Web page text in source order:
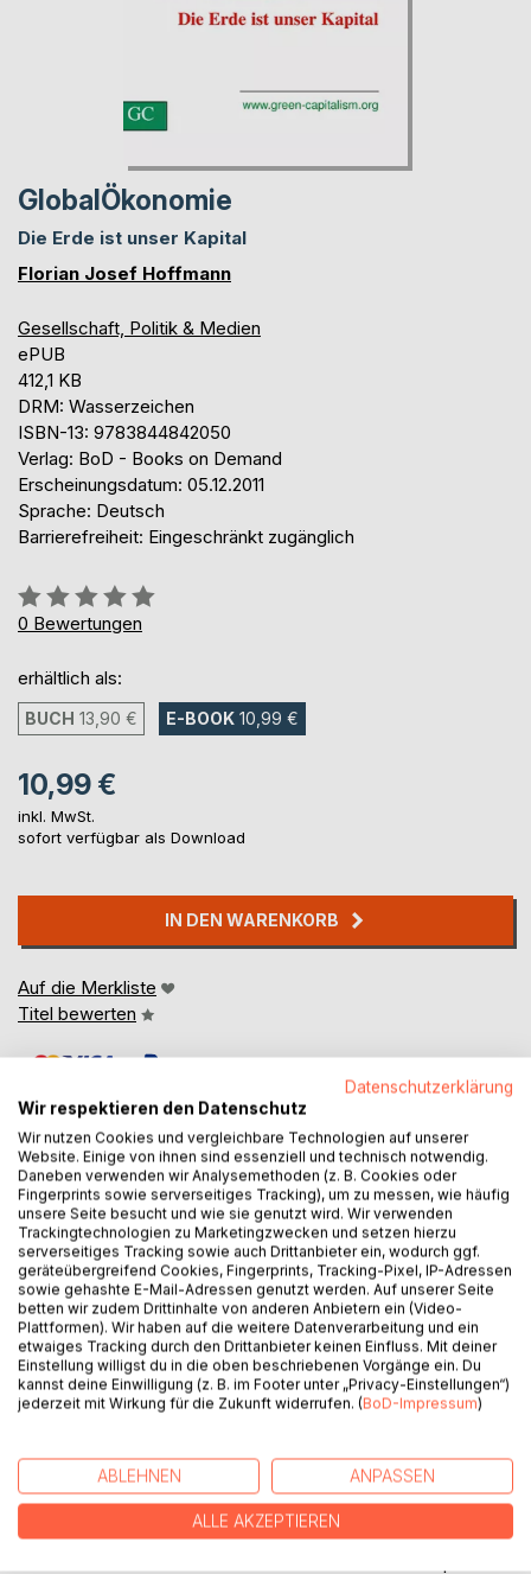
GlobalÖkonomie
Die Erde ist unser Kapital
Florian Josef Hoffmann
Gesellschaft, Politik & Medien
ePUB
412,1 KB
DRM: Wasserzeichen
ISBN-13: 9783844842050
Verlag: BoD - Books on Demand
Erscheinungsdatum: 05.12.2011
Sprache: Deutsch
Barrierefreiheit: Eingeschränkt zugänglich
Bewertung::
0%
0 Bewertungen
erhältlich als:
BUCH 13,90 € E-BOOK 10,99 €
10,99 €
inkl. MwSt.
sofort verfügbar als Download
IN DEN WARENKORB
Auf die Merkliste
Titel bewerten
BESCHREIBUNG
Unsere Erde ist wertvoll, unsere Ressourcen sind wertvoll,
die Bodenschätze, das Meer, die Atmosphäre sind
wertvoll. Deshalb: Bohrlöcher und Gruben müssen
geschlossen werden, in Zwangskartellen müssen die
Explorationen kontrolliert werden, damit der endgültige
Verbrauch der Erde gestoppt wird. Rohstoffe und Energie
müssen teuer sein, denn nur dann rentieren sich
Ressourcen beenden. Nur so bewahren wir unser Kapital,
die Erde, vor dem endgültigen Verbrauch, ohne Not zu
Global Government ist gefragt, nicht nur Global
Datenschutzerklärung
Wir respektieren den Datenschutz
Wir nutzen Cookies und vergleichbare Technologien auf unserer
Website. Einige von ihnen sind essenziell und technisch notwendig.
Daneben verwenden wir Analysemethoden (z. B. Cookies oder
Fingerprints sowie serverseitiges Tracking), um zu messen, wie häufig
unsere Seite besucht und wie sie genutzt wird. Wir verwenden
Trackingtechnologien zu Marketingzwecken und setzen hierzu
serverseitiges Tracking sowie auch Drittanbieter ein, wodurch ggf.
geräteübergreifend Cookies, Fingerprints, Tracking-Pixel, IP-Adressen
sowie gehashte E-Mail-Adressen genutzt werden. Auf unserer Seite
betten wir zudem Drittinhalte von anderen Anbietern ein (Video-
Plattformen). Wir haben auf die weitere Datenverarbeitung und ein
etwaiges Tracking durch den Drittanbieter keinen Einfluss. Mit deiner
Einstellung willigst du in die oben beschriebenen Vorgänge ein. Du
kannst deine Einwilligung (z. B. im Footer unter „Privacy-Einstellungen“)
jederzeit mit Wirkung für die Zukunft widerrufen. (BoD-Impressum)
ABLEHNEN ANPASSEN
ALLE AKZEPTIEREN